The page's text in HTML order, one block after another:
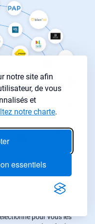
notre site afin
de vous
et
notre charte.
essentiels
et la recherche ?
pour vous les